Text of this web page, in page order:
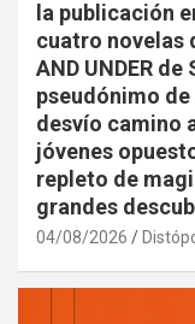
la publicación
cuatro novelas
AND UNDER
pseudónimo de
desvío camino
jóvenes
repleto de
grandes
04/08/2026